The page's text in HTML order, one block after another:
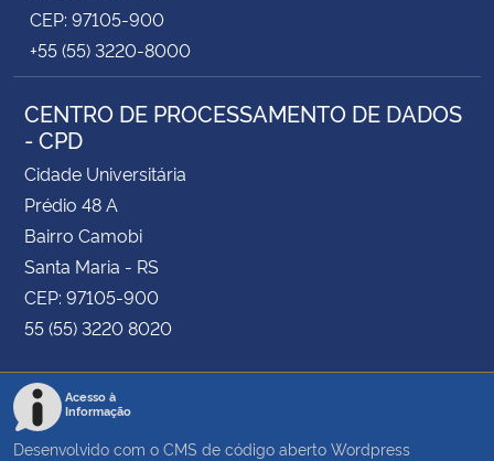
CEP: 97105-900
+55 (55) 3220-8000
CENTRO DE PROCESSAMENTO DE DADOS
- CPD
Cidade Universitária
Prédio 48 A
Bairro Camobi
Santa Maria - RS
CEP: 97105-900
55 (55) 3220 8020
Acesso à
Informação
Desenvolvido com o CMS de código aberto Wordpress